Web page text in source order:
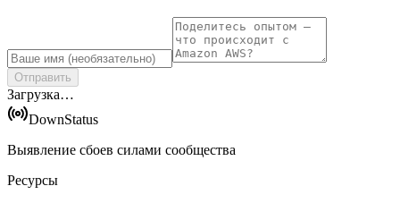
Отправить
Загрузка…
DownStatus
Выявление сбоев силами сообщества
Ресурсы